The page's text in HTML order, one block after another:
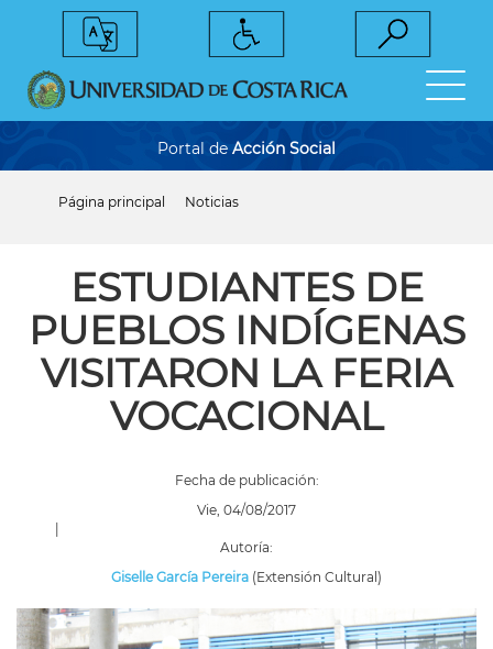
Portal de Acción Social
ayuda
navegación
Página principal Noticias
ESTUDIANTES DE
PUEBLOS INDÍGENAS
VISITARON LA FERIA
VOCACIONAL
Fecha de publicación:
Vie, 04/08/2017
|
Autoría:
Giselle García Pereira (Extensión Cultural)